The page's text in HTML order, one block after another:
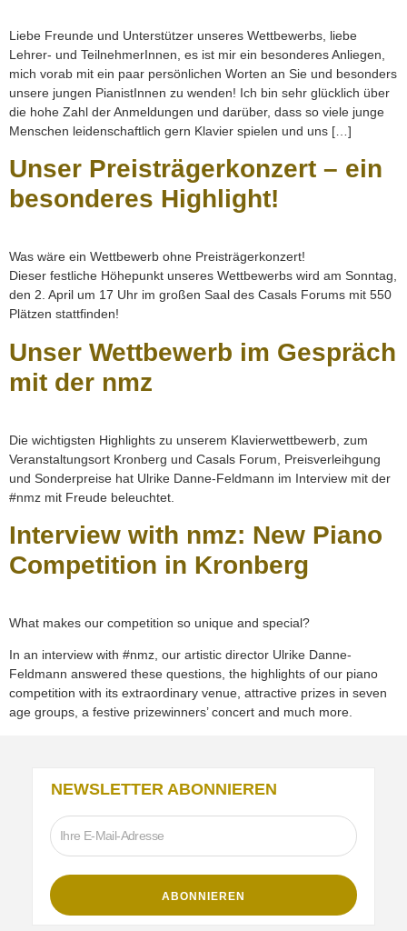
Liebe Freunde und Unterstützer unseres Wettbewerbs, liebe
Lehrer- und TeilnehmerInnen, es ist mir ein besonderes Anliegen,
mich vorab mit ein paar persönlichen Worten an Sie und besonders
unsere jungen PianistInnen zu wenden! Ich bin sehr glücklich über
die hohe Zahl der Anmeldungen und darüber, dass so viele junge
Menschen leidenschaftlich gern Klavier spielen und uns […]
Unser Preisträgerkonzert – ein
besonderes Highlight!
Was wäre ein Wettbewerb ohne Preisträgerkonzert!
Dieser festliche Höhepunkt unseres Wettbewerbs wird am Sonntag,
den 2. April um 17 Uhr im großen Saal des Casals Forums mit 550
Plätzen stattfinden!
Unser Wettbewerb im Gespräch
mit der nmz
Die wichtigsten Highlights zu unserem Klavierwettbewerb, zum
Veranstaltungsort Kronberg und Casals Forum, Preisverleihgung
und Sonderpreise hat Ulrike Danne-Feldmann im Interview mit der
#nmz mit Freude beleuchtet.
Interview with nmz: New Piano
Competition in Kronberg
What makes our competition so unique and special?
In an interview with #nmz, our artistic director Ulrike Danne-
Feldmann answered these questions, the highlights of our piano
competition with its extraordinary venue, attractive prizes in seven
age groups, a festive prizewinners’ concert and much more.
NEWSLETTER ABONNIEREN